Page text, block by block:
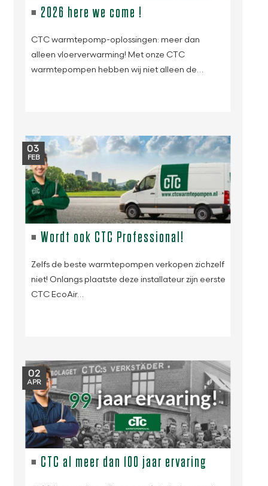
2026 here we come !
CTC warmtepomp-oplossingen: meer dan
alleen vloerverwarming! Met onze CTC
warmtepompen hebben wij niet alleen de…
03
FEB
Wordt ook CTC Professional!
Zelfs de beste warmtepompen verkopen zichzelf
niet! Onlangs plaatste deze installateur zijn eerste
CTC EcoAir…
02
APR
CTC al meer dan 100 jaar ervaring